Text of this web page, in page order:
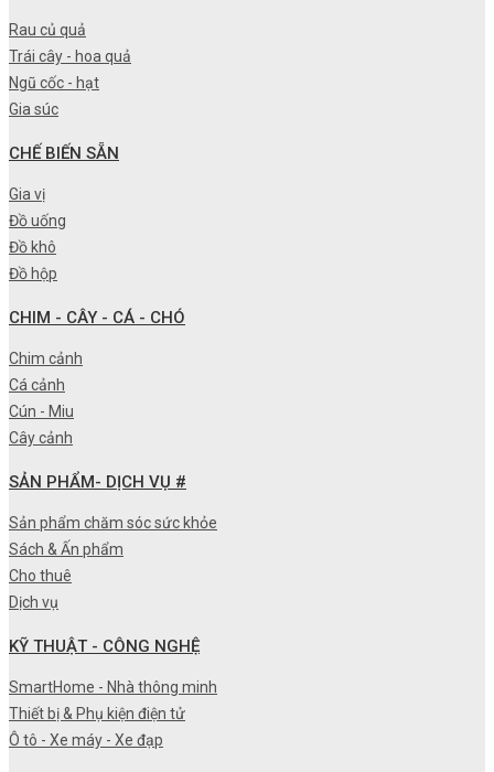
Rau củ quả
Trái cây - hoa quả
Ngũ cốc - hạt
Gia súc
CHẾ BIẾN SẴN
Gia vị
Đồ uống
Đồ khô
Đồ hộp
CHIM - CÂY - CÁ - CHÓ
Chim cảnh
Cá cảnh
Cún - Miu
Cây cảnh
SẢN PHẨM- DỊCH VỤ #
Sản phẩm chăm sóc sức khỏe
Sách & Ấn phẩm
Cho thuê
Dịch vụ
KỸ THUẬT - CÔNG NGHỆ
SmartHome - Nhà thông minh
Thiết bị & Phụ kiện điện tử
Ô tô - Xe máy - Xe đạp